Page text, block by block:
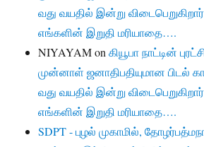
வது வயதில் இன்று
எங்களின் இறுதி மரியாதை….
NIYAYAMonகியூபா நாட்டின்
முன்னாள் ஜனாதிபதியுமான பிடல்
வது வயதில் இன்று
எங்களின் இறுதி மரியாதை….
SDPT - புழல் முகாமில்,